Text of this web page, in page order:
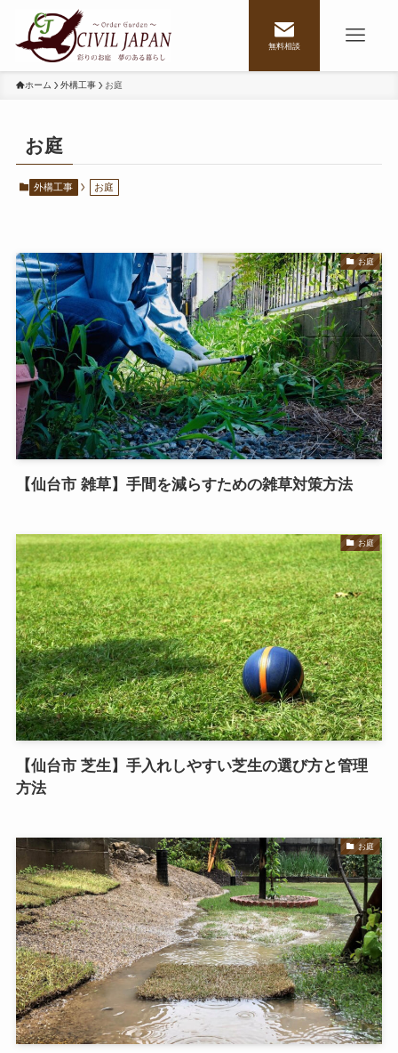
無料相談
ホーム 外構工事 お庭
お庭
外構工事 お庭
お庭
【仙台市 雑草】手間を減らすための雑草対策方法
お庭
【仙台市 芝生】手入れしやすい芝生の選び方と管理
方法
お庭